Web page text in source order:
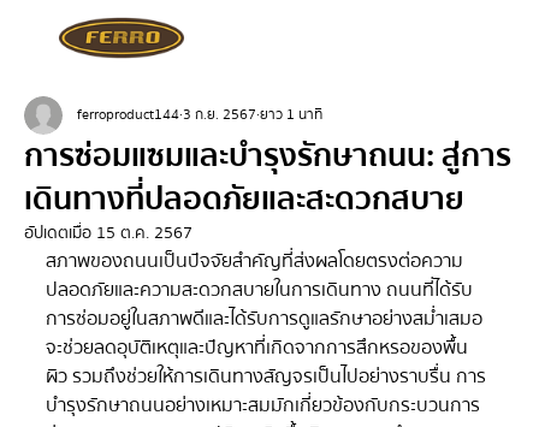
การซ่อมแซมและบำรุงรักษาถนน: สู่การ
เดินทางที่ปลอดภัยและสะดวกสบาย
ferroproduct144 3 ก.ย. 2567ยาว 1 นาที
อัปเดตเมื่อ 15 ต.ค. 2567
สภาพของถนนเป็นปัจจัยสำคัญที่ส่งผลโดยตรงต่อความ
ปลอดภัยและความสะดวกสบายในการเดินทาง ถนนที่ได้รับ
การซ่อมอยู่ในสภาพดีและได้รับการดูแลรักษาอย่างสม่ำเสมอ
จะช่วยลดอุบัติเหตุและปัญหาที่เกิดจากการสึกหรอของพื้น
ผิว รวมถึงช่วยให้การเดินทางสัญจรเป็นไปอย่างราบรื่น การ
บำรุงรักษาถนนอย่างเหมาะสมมักเกี่ยวข้องกับกระบวนการ